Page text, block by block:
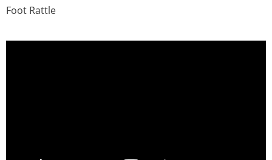
Foot Rattle